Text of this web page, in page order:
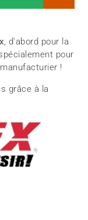
, d'abord pour la
pour
!
grâce à la